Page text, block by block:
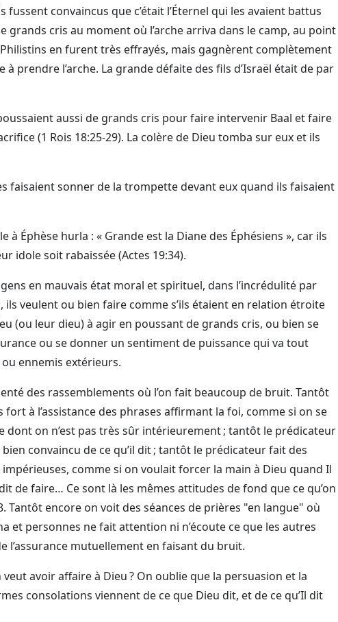
fussent convaincus que c’était l’Éternel qui les avaient battus
grands cris au moment où l’arche arriva dans le camp, au point
en furent très effrayés, mais gagnèrent complètement
à prendre l’arche. La grande défaite des fils d’Israël était de par
aussi de grands cris pour faire intervenir Baal et faire
(1 Rois 18:25-29). La colère de Dieu tomba sur eux et ils
faisaient sonner de la trompette devant eux quand ils faisaient
à Éphèse hurla : « Grande est la Diane des Éphésiens », car ils
idole soit rabaissée (Actes 19:34).
en mauvais état moral et spirituel, dans l’incrédulité par
ils veulent ou bien faire comme s’ils étaient en relation étroite
(ou leur dieu) à agir en poussant de grands cris, ou bien se
ou se donner un sentiment de puissance qui va tout
ennemis extérieurs.
des rassemblements où l’on fait beaucoup de bruit. Tantôt
à l’assistance des phrases affirmant la foi, comme si on se
dont on n’est pas très sûr intérieurement ; tantôt le prédicateur
convaincu de ce qu’il dit ; tantôt le prédicateur fait des
comme si on voulait forcer la main à Dieu quand Il
de faire… Ce sont là les mêmes attitudes de fond que ce qu’on
Tantôt encore on voit des séances de prières "en langue" où
et personnes ne fait attention ni n’écoute ce que les autres
l’assurance mutuellement en faisant du bruit.
avoir affaire à Dieu ? On oublie que la persuasion et la
consolations viennent de ce que Dieu dit, et de ce qu’Il dit